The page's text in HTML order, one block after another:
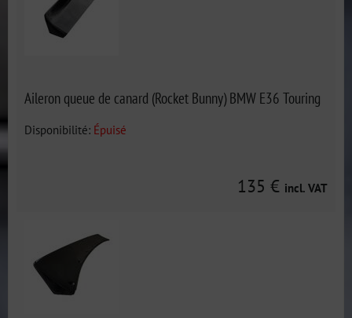
Aileron queue de canard (Rocket Bunny) BMW E36 Touring
Disponibilité: Épuisé
135 € incl. VAT